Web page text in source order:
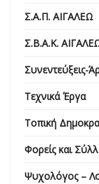
Σ.Α.Π. ΑΙΓΑΛΕΩ
Σ.Β.Α.Κ.
Συνεντεύξεις-
Τεχνικά Έργα
Τοπική
Φορείς και
Ψυχολόγος –